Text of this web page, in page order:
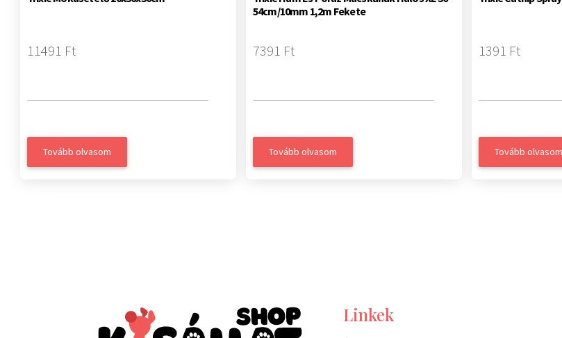
11491 Ft
Tovább olvasom
54cm/10mm 1,2m Fekete
7391 Ft
Tovább olvasom
1391 Ft
Tovább olvasom
Linkek